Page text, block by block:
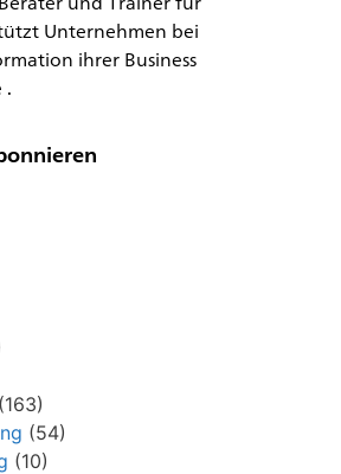
Unternehmen bei
ihrer Business
.
(163)
(54)
(10)